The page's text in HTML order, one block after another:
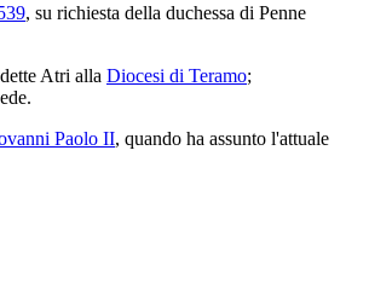
, su richiesta della duchessa di Penne
Atri alla Diocesi di Teramo;
Paolo II, quando ha assunto l'attuale